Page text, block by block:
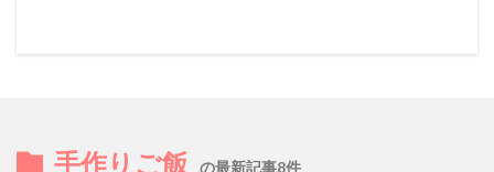
手作りご飯 の最新記事8件